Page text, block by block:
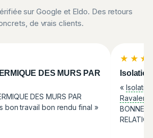
sur Google et Eldo. Des retours
de vrais clients.
DES MURS PAR
DES MURS PAR
bon travail bon rendu final »
«
BONNE